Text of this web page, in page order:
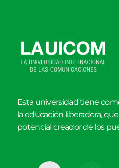
Esta universidad tiene
la educación liberadora,
potencial creador de los